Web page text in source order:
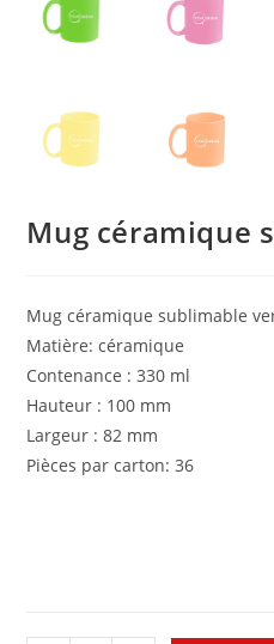
Mug céramique
Mug céramique sublimable
Matière: céramique
Contenance : 330 ml
Hauteur : 100 mm
Largeur : 82 mm
Pièces par carton: 36